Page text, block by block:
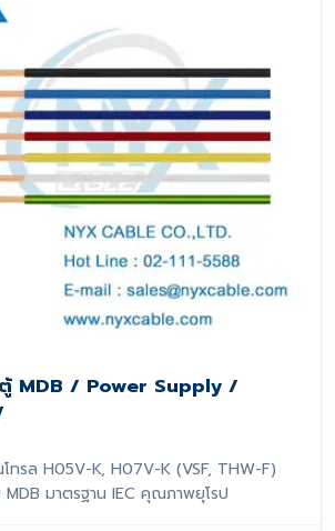
MDB / Power Supply /
ทรล H05V-K, H07V-K (VSF, THW-F)
MDB มาตรฐาน IEC คุณภาพยุโรป